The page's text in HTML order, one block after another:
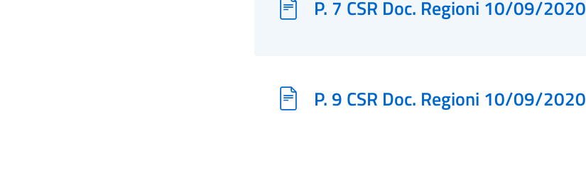
P. 7 CSR Doc. Regioni 10/09/2020
P. 9 CSR Doc. Regioni 10/09/2020